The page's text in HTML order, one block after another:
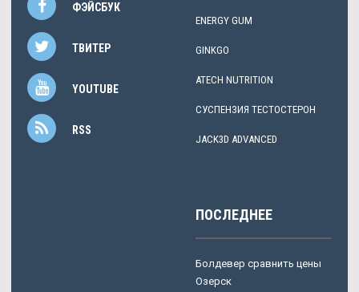
ФЭЙСБУК
ТВИТЕР
YOUTUBE
RSS
ENERGY GUM
GINKGO
ATECH NUTRITION
СУСПЕНЗИЯ ТЕСТОСТЕРОН
JACK3D ADVANCED
ПОСЛЕДНЕЕ
Болдевер сравнить цены
Озерск